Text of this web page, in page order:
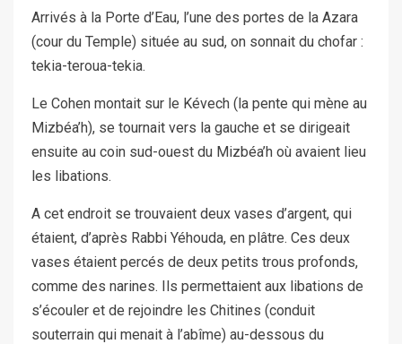
Arrivés à la Porte d’Eau, l’une des portes de la Azara
(cour du Temple) située au sud, on sonnait du chofar :
tekia-teroua-tekia.
Le Cohen montait sur le Kévech (la pente qui mène au
Mizbéa’h), se tournait vers la gauche et se dirigeait
ensuite au coin sud-ouest du Mizbéa’h où avaient lieu
les libations.
A cet endroit se trouvaient deux vases d’argent, qui
étaient, d’après Rabbi Yéhouda, en plâtre. Ces deux
vases étaient percés de deux petits trous profonds,
comme des narines. Ils permettaient aux libations de
s’écouler et de rejoindre les Chitines (conduit
souterrain qui menait à l’abîme) au-dessous du